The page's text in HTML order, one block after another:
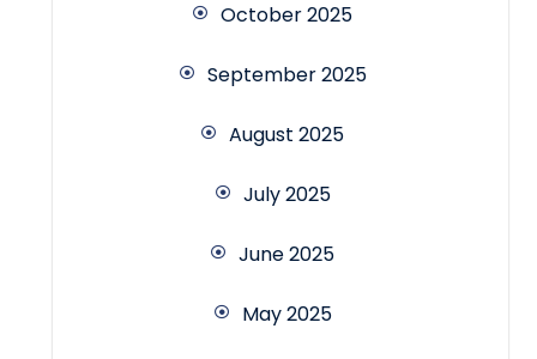
October 2025
September 2025
August 2025
July 2025
June 2025
May 2025